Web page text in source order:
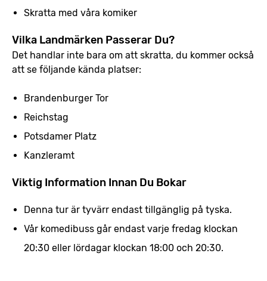
Skratta med våra komiker
Vilka Landmärken Passerar Du?
Det handlar inte bara om att skratta, du kommer också
att se följande kända platser:
Brandenburger Tor
Reichstag
Potsdamer Platz
Kanzleramt
Viktig Information Innan Du Bokar
Denna tur är tyvärr endast tillgänglig på tyska.
Vår komedibuss går endast varje fredag klockan
20:30 eller lördagar klockan 18:00 och 20:30.